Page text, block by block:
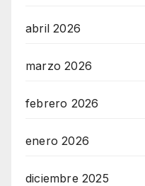
abril 2026
marzo 2026
febrero 2026
enero 2026
diciembre 2025